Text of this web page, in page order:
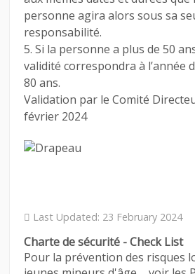
personne agira alors sous sa
responsabilité.
5. Si la personne a plus de 50
validité correspondra à l’année
80 ans.
Validation par le Comité
février 2024
Last Updated: 23 February 2024
Charte de sécurité - Check List
Pour la prévention des risques